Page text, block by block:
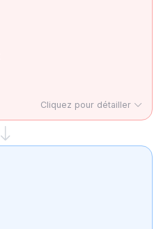
Cliquez pour détailler